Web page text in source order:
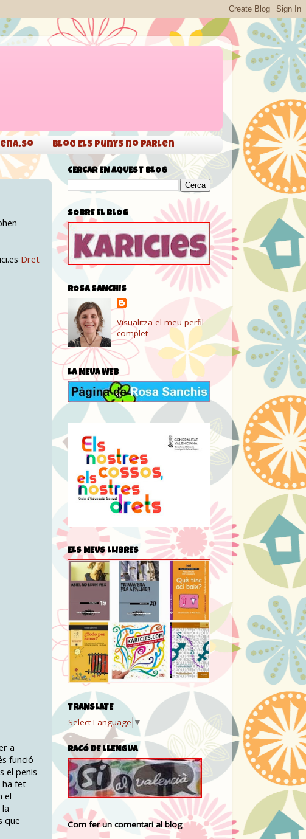
Blog Els punys no parlen
Dret
a
funció
el penis
ha fet
el
que
CERCAR EN AQUEST BLOG
SOBRE EL BLOG
ROSA SANCHIS
Visualitza el meu perfil
complet
LA MEUA WEB
ELS MEUS LLIBRES
TRANSLATE
Select Language ▼
RACÓ DE LLENGUA
Com fer un comentari al blog